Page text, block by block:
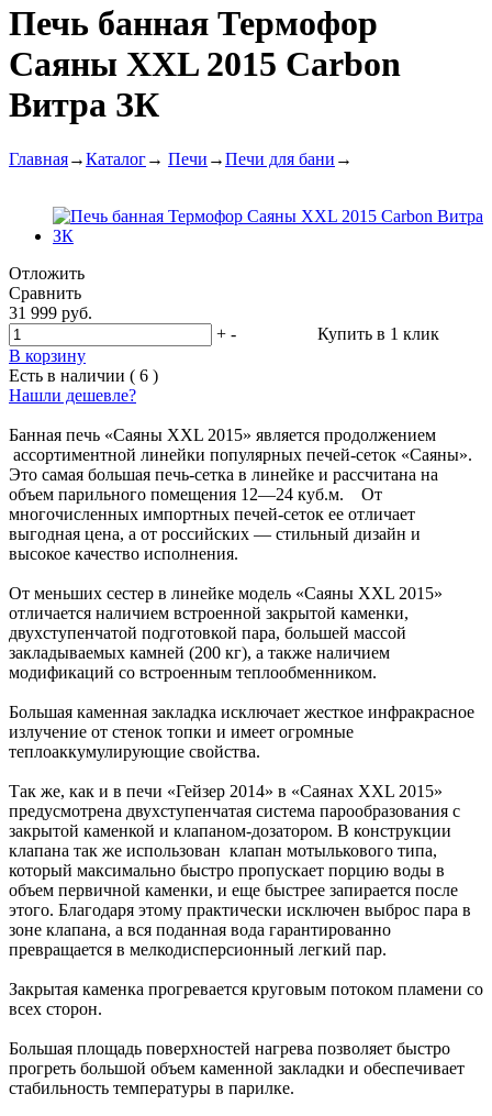
Печь банная Термофор
Саяны ХХL 2015 Carbon
Витра ЗК
Главная→Каталог→ Печи →Печи для бани →
Отложить
Сравнить
31 999 руб.
+ -
В корзину
Купить в 1 клик
Есть в наличии ( 6 )
Нашли дешевле?
Банная печь «Саяны XXL 2015» является продолжением
ассортиментной линейки популярных печей-сеток «Саяны».
Это самая большая печь-сетка в линейке и рассчитана на
объем парильного помещения 12—24 куб.м. От
многочисленных импортных печей-сеток ее отличает
выгодная цена, а от российских — стильный дизайн и
высокое качество исполнения.
От меньших сестер в линейке модель «Саяны XXL 2015»
отличается наличием встроенной закрытой каменки,
двухступенчатой подготовкой пара, большей массой
закладываемых камней (200 кг), а также наличием
модификаций со встроенным теплообменником.
Большая каменная закладка исключает жесткое инфракрасное
излучение от стенок топки и имеет огромные
теплоаккумулирующие свойства.
Так же, как и в печи «Гейзер 2014» в «Саянах XXL 2015»
предусмотрена двухступенчатая система парообразования с
закрытой каменкой и клапаном-дозатором. В конструкции
клапана так же использован клапан мотылькового типа,
который максимально быстро пропускает порцию воды в
объем первичной каменки, и еще быстрее запирается после
этого. Благодаря этому практически исключен выброс пара в
зоне клапана, а вся поданная вода гарантированно
превращается в мелкодисперсионный легкий пар.
Закрытая каменка прогревается круговым потоком пламени со
всех сторон.
Большая площадь поверхностей нагрева позволяет быстро
прогреть большой объем каменной закладки и обеспечивает
стабильность температуры в парилке.